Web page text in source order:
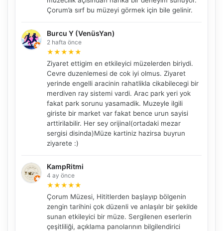
Çorum’a sırf bu müzeyi görmek için bile gelinir.
Burcu Y (VenüsYan)
2 hafta önce
★★★★★
Ziyaret ettigim en etkileyici müzelerden biriydi.
Cevre duzenlemesi de cok iyi olmus. Ziyaret
yerinde engelli aracinin rahatlikla cikabilecegi bir
merdiven ray sistemi vardi. Arac park yeri yok
fakat park sorunu yasamadik. Muzeyle ilgili
giriste bir market var fakat bence urun sayisi
arttirilabilir. Her sey orijinal(ortadaki mezar
sergisi disinda)Müze kartiniz hazirsa buyrun
ziyarete :)
KampRitmi
4 ay önce
★★★★★
Çorum Müzesi, Hititlerden başlayıp bölgenin
zengin tarihini çok düzenli ve anlaşılır bir şekilde
sunan etkileyici bir müze. Sergilenen eserlerin
çeşitliliği, açıklama panolarının bilgilendirici